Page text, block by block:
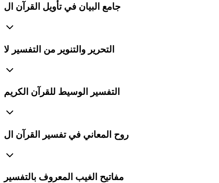
جامع البيان في تأويل القرآن ال
التحرير والتنوير من التفسير لا
التفسير الوسيط للقرآن الكريم
روح المعاني في تفسير القرآن ال
مفاتيح الغيب المعروف بالتفسير